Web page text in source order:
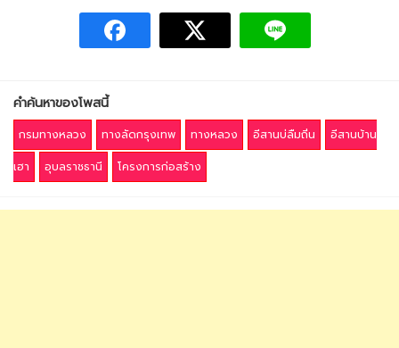
คำค้นหาของโพสนี้
กรมทางหลวง ทางลัดกรุงเทพ ทางหลวง อีสานบ่ลืมถิ่น
อีสานบ้าน
เฮา
อุบลราชธานี โครงการก่อสร้าง